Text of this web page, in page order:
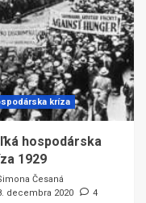
kríza
hospodárska
1929
Česaná
decembra 2020
4